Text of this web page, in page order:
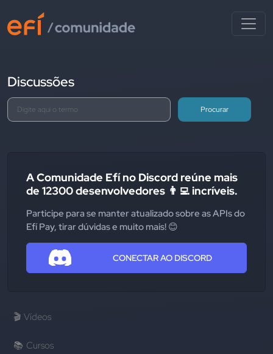
Discussões
Procurar
A Comunidade Efí no Discord reúne mais
de 12300 desenvolvedores 👨‍💻 incríveis.
Participe para se manter atualizado sobre as APIs do
Efí Pay, tirar dúvidas e muito mais! 😊
CONECTAR AO DISCORD
🎬 Vídeos
📚 Cursos